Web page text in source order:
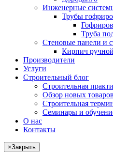
Инженерные
Трубы
Труба
Стеновые панели и
Кирпич
Производители
Услуги
Строительный блог
Строительная
Обзор новых товаров
Строительная
Семинары и
О нас
Контакты
×Закрыть